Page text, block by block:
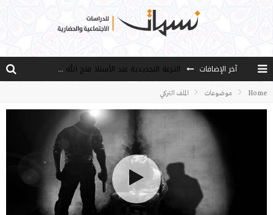
آخر الإضافات
كيف نصل إلى أفق إنسان “هل من مزيد”؟
الأستاذ عالما عارفا حكيما
مصادر العلم وسببه
Home موضوعات الملف التركي